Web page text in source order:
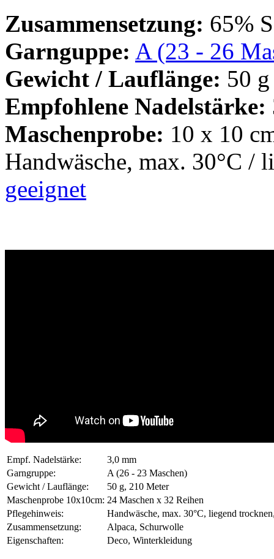
Zusammensetzung: 65%
Garnguppe: A (23 - 26
Gewicht / Lauflänge: 50
Empfohlene Nadelstärke:
Maschenprobe: 10 x 10
Handwäsche, max. 30°C /
geeignet
Empf. Nadelstärke:
3,0 mm
Garngruppe:
A (26 - 23 Maschen)
Gewicht / Lauflänge:
50 g, 210 Meter
Maschenprobe 10x10cm: 24 Maschen x 32 Reihen
Pflegehinweis:
Handwäsche, max. 30°C, liegend
Zusammensetzung:
Alpaca, Schurwolle
Eigenschaften:
Deco, Winterkleidung